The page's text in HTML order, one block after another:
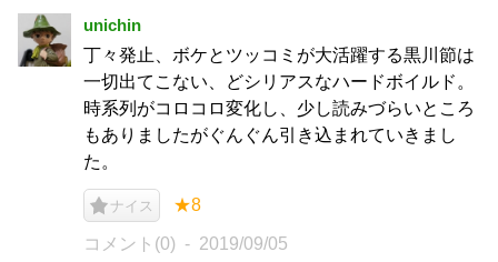
unichin
丁々発止、ボケとツッコミが大活躍する黒川節は
一切出てこない、どシリアスなハードボイルド。
時系列がコロコロ変化し、少し読みづらいところ
もありましたがぐんぐん引き込まれていきまし
た。
ナイス ★8
コメント(0) 2019/09/05